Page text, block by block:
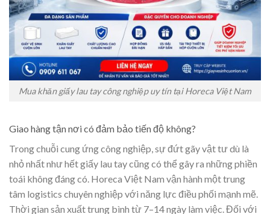
Mua khăn giấy lau tay công nghiệp uy tín tại Horeca Việt Nam
Giao hàng tận nơi có đảm bảo tiến độ không?
Trong chuỗi cung ứng công nghiệp, sự đứt gãy vật tư dù là
nhỏ nhất như hết giấy lau tay cũng có thể gây ra những phiền
toái không đáng có. Horeca Việt Nam vận hành một trung
tâm logistics chuyên nghiệp với năng lực điều phối mạnh mẽ.
Thời gian sản xuất trung bình từ 7–14 ngày làm việc. Đối với